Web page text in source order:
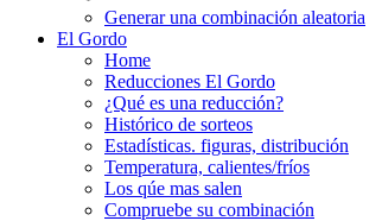
Generar una combinación aleatoria
El Gordo
Home
Reducciones El Gordo
¿Qué es una reducción?
Histórico de sorteos
Estadísticas. figuras, distribución
Temperatura, calientes/fríos
Los qúe mas salen
Compruebe su combinación